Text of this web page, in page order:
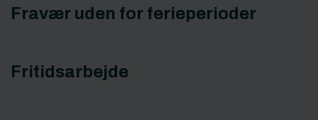
Fravær uden for ferieperioder
Fritidsarbejde